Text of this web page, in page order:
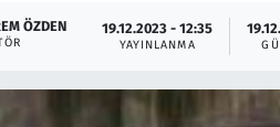
ÖZDEN 19.12.2023 - 12:35
YAYINLANMA